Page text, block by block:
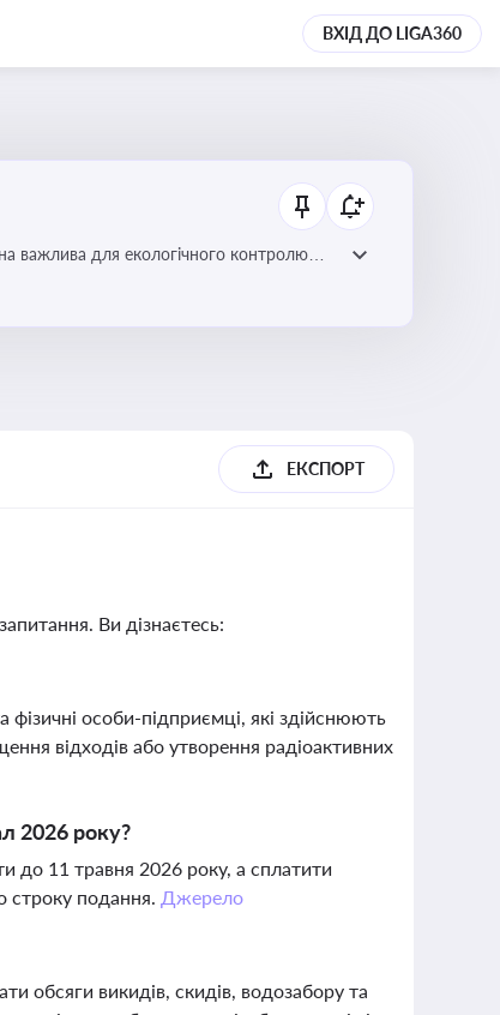
ВХІД ДО LIGA360
важлива для екологічного контролю
ЕКСПОРТ
Ви дізнаєтесь:
фізичні особи-підприємці, які здійснюють
відходів або утворення радіоактивних
2026 року?
до 11 травня 2026 року, а сплатити
строку подання. Джерело
обсяги викидів, скидів, водозабору та